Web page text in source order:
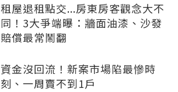
租屋退租點交...房東房客觀念大不
同！3大爭端曝：牆面油漆、沙發
賠償最常鬧翻
資金沒回流！新案市場陷最慘時
刻、一周賣不到1戶